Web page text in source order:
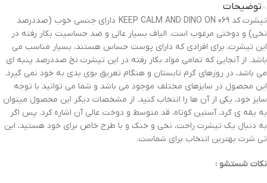
توضیحات
تیشرت کد 069 KEEP CALM AND DINO ON دارای جنسی خوب (صددرصد
نخی) و دوختی مرغوب است. الیاف بسیار عالی و ضد حساسیت بکار رفته در
این تیشرت، برای افرادی که دارای پوست حساس هستند، بسیار مناسب می
باشد. از آنجایی که تمامی مواد بکار رفته در این تیشرت نخ صددرصد پنبه ای
می باشد، در روزهای گرم تابستان و هنگام تعریق بوی بدی به خود نمی گیرد.
این محصول در سایزهای مختلف موجود می باشد و شما می توانید با توجه
سایز خود، یکی از آن ها را انتخاب کنید. از مشخصات دیگر این محصول میتوان
به یقه ی گرد، آستین کوتاه، قد متوسط و دوخت عالی آن اشاره کرد. پس اگر
به دنبال یک تیشرت راحت، نخی و خنک و با طرح خاص برای خود هستید، این
تی شرت بهترین انتخاب برای شماست.
نکات شستشو :